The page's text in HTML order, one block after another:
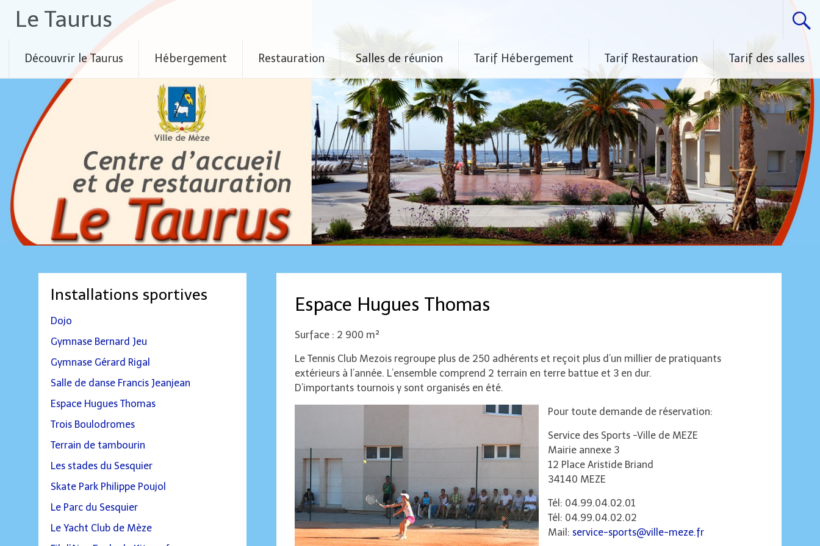
Le Taurus
Découvrir le Taurus Hébergement Restauration Salles de réunion Tarif Hébergement Tarif Restauration Tarif des salles
Espace Hugues Thomas
Surface : 2 900 m²
Le Tennis Club Mezois regroupe plus de 250 adhérents et reçoit plus d’un millier de pratiquants
extérieurs à l’année. L’ensemble comprend 2 terrain en terre battue et 3 en dur.
D’importants tournois y sont organisés en été.
Pour toute demande de réservation:
Service des Sports -Ville de MEZE
Mairie annexe 3
12 Place Aristide Briand
34140 MEZE
Tél: 04.99.04.02.01
Tél: 04.99.04.02.02
Mail: service-sports@ville-meze.fr
Installations sportives
Dojo
Gymnase Bernard Jeu
Gymnase Gérard Rigal
Salle de danse Francis Jeanjean
Espace Hugues Thomas
Trois Boulodromes
Terrain de tambourin
Les stades du Sesquier
Skate Park Philippe Poujol
Le Parc du Sesquier
Le Yacht Club de Mèze